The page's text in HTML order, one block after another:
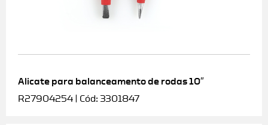
Alicate para balanceamento de rodas 10″
R27904254 | Cód: 3301847